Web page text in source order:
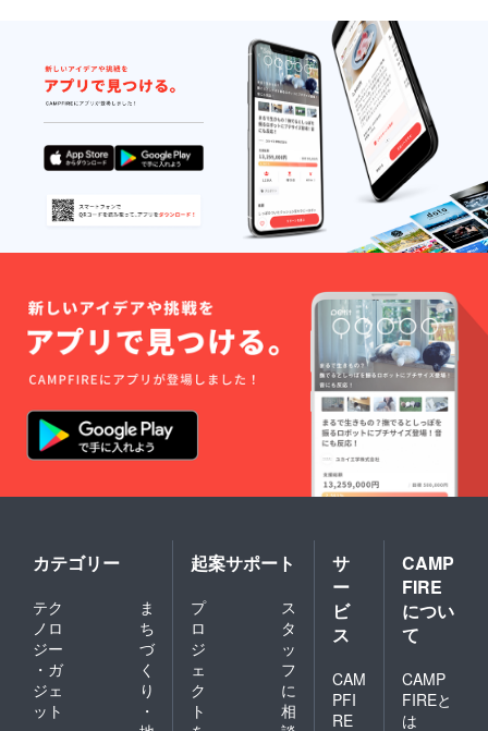
カテゴリー
テク
ノロ
ジー
・ガ
ジェ
ット
ま
ち
づ
く
り
・
起案サポート
プ
ロ
ジ
ェ
ク
ト
ス
タ
ッ
フ
に
相
サ
ー
ビ
ス
CAM
PFI
RE
CAMP
FIRE
につい
て
CAMP
FIREと
は